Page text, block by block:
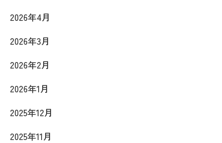
2026年4月
2026年3月
2026年2月
2026年1月
2025年12月
2025年11月